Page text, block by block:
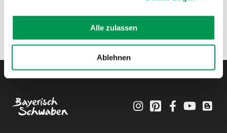
Alle zulassen
Ablehnen
InstagramPinterestFacebookYouTube